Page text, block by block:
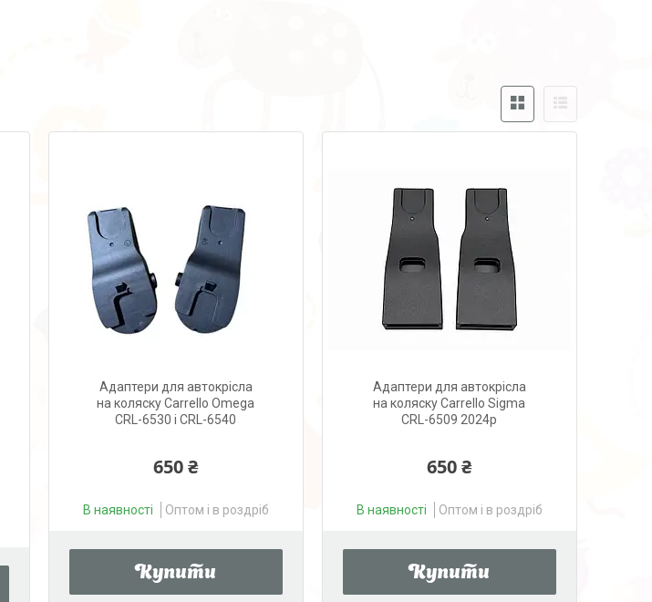
Адаптери для автокрісла
на коляску Carrello Omega
CRL-6530 і CRL-6540
650 ₴
В наявності Оптом і в роздріб
Купити
Адаптери для автокрісла
на коляску Carrello Sigma
CRL-6509 2024р
650 ₴
В наявності Оптом і в роздріб
Купити